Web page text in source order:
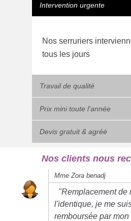
Intervention urgente
Nos serruriers
tous les jours
Travail de qualité
Prix mini toute l'année
Devis gratuit & agréé
Nos clients nous
Mme Zora benadj
"Remplacement de
l'identique, je me
remboursée par